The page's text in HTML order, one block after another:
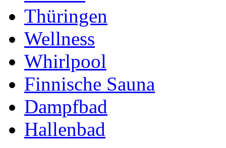
Thüringen
Wellness
Whirlpool
Finnische Sauna
Dampfbad
Hallenbad